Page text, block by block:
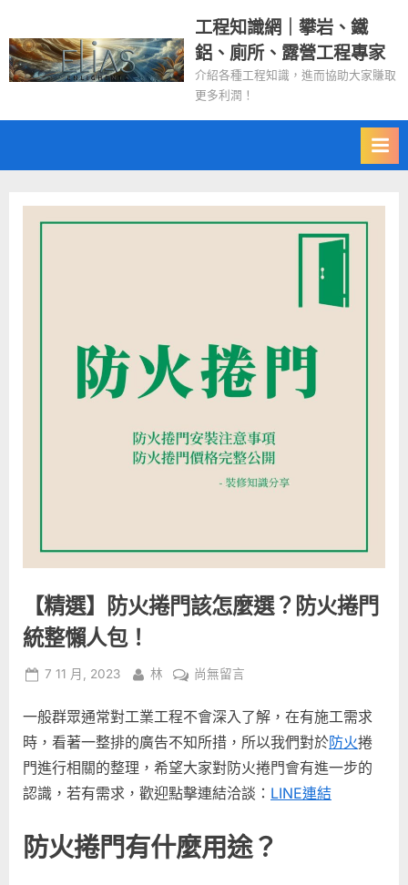
to
content
工程知識網｜攀岩、鐵
鋁、廁所、露營工程專家
介紹各種工程知識，進而協助大家賺取
更多利潤！
【精選】防火捲門該怎麼選？防火捲門
統整懶人包！
Posted
7 11 月, 2023 By
林
在
選】
防
火
捲
門
怎
麼
尚無留言
一般群眾通常對工業工程不會深入了解，在有施工需求
時，看著一整排的廣告不知所措，所以我們對於防火捲
門進行相關的整理，希望大家對防火捲門會有進一步的
認識，若有需求，歡迎點擊連結洽談： LINE連結
防火捲門有什麼用途？